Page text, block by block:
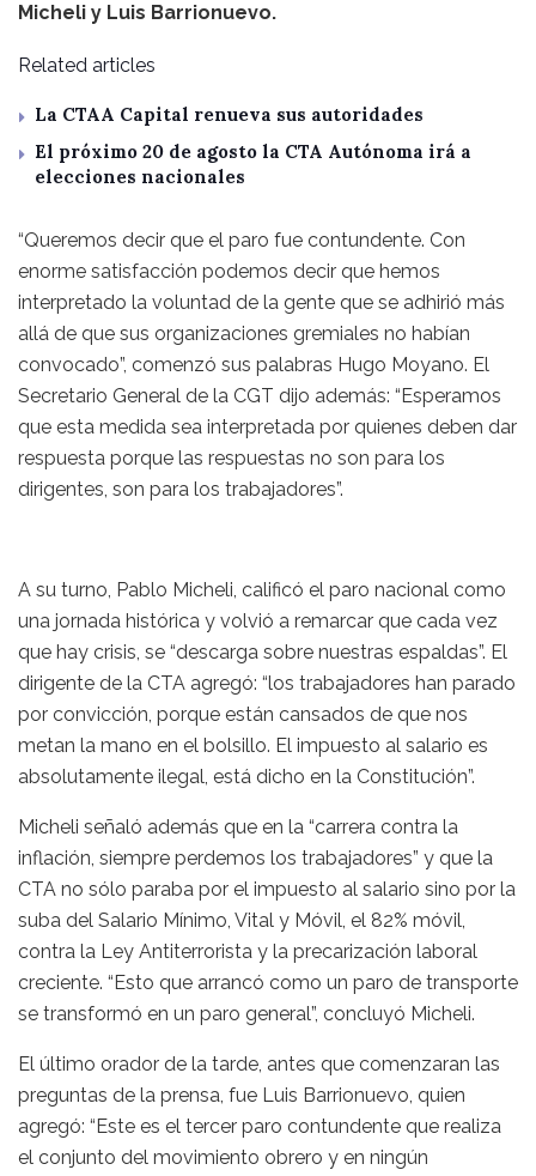
Micheli y Luis Barrionuevo.
Related articles
La CTAA Capital renueva sus autoridades
El próximo 20 de agosto la CTA Autónoma irá a
elecciones nacionales
“Queremos decir que el paro fue contundente. Con
enorme satisfacción podemos decir que hemos
interpretado la voluntad de la gente que se adhirió más
allá de que sus organizaciones gremiales no habían
convocado”, comenzó sus palabras Hugo Moyano. El
Secretario General de la CGT dijo además: “Esperamos
que esta medida sea interpretada por quienes deben dar
respuesta porque las respuestas no son para los
dirigentes, son para los trabajadores”.
A su turno, Pablo Micheli, calificó el paro nacional como
una jornada histórica y volvió a remarcar que cada vez
que hay crisis, se “descarga sobre nuestras espaldas”. El
dirigente de la CTA agregó: “los trabajadores han parado
por convicción, porque están cansados de que nos
metan la mano en el bolsillo. El impuesto al salario es
absolutamente ilegal, está dicho en la Constitución”.
Micheli señaló además que en la “carrera contra la
inflación, siempre perdemos los trabajadores” y que la
CTA no sólo paraba por el impuesto al salario sino por la
suba del Salario Mínimo, Vital y Móvil, el 82% móvil,
contra la Ley Antiterrorista y la precarización laboral
creciente. “Esto que arrancó como un paro de transporte
se transformó en un paro general”, concluyó Micheli.
El último orador de la tarde, antes que comenzaran las
preguntas de la prensa, fue Luis Barrionuevo, quien
agregó: “Este es el tercer paro contundente que realiza
el conjunto del movimiento obrero y en ningún